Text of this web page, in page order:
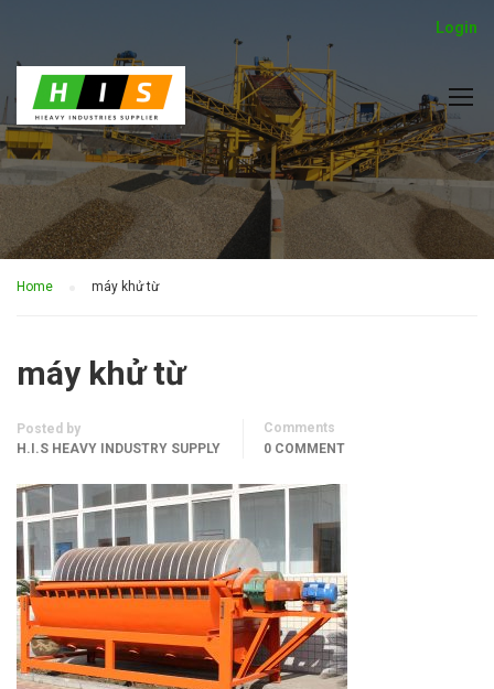
Login
Home máy khử từ
máy khử từ
Posted by
H.I.S HEAVY INDUSTRY SUPPLY
Comments
0 COMMENT